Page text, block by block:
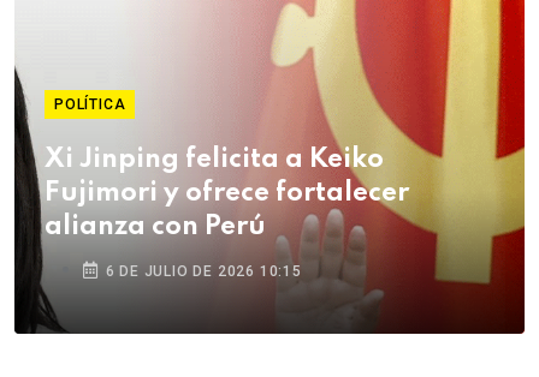
POLÍTICA
Xi Jinping felicita a Keiko
Fujimori y ofrece fortalecer
alianza con Perú
6 DE JULIO DE 2026 10:15